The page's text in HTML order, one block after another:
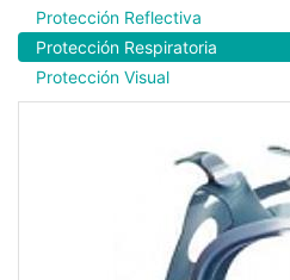
Protección Reflectiva
Protección Respiratoria
Protección Visual